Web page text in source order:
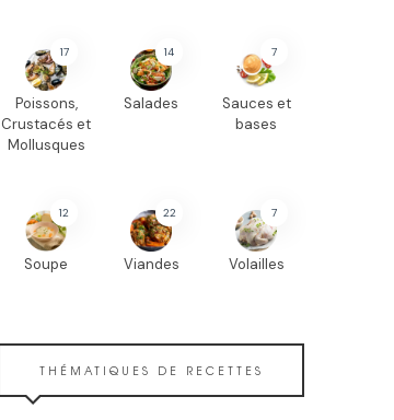
17
Poissons,
Crustacés et
Mollusques
14
Salades
7
Sauces et
bases
12
Soupe
22
Viandes
7
Volailles
THÉMATIQUES DE RECETTES